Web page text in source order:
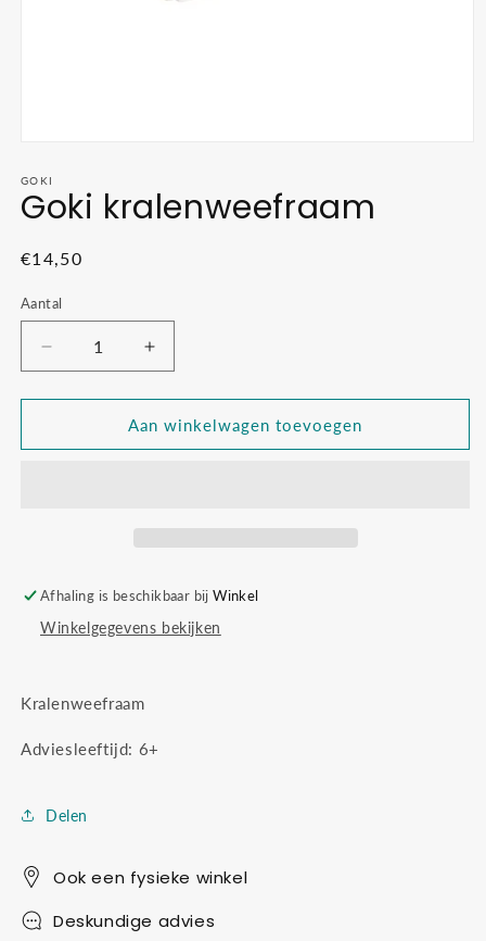
openen
in
modaal
GOKI
Goki kralenweefraam
Normale
€14,50
Aantal
Aantal
verlagen
voor
kralenweefraam
Aantal
verhogen
voor
Goki
kralenweefraam
Aan winkelwagen toevoegen
Afhaling is beschikbaar bijWinkel
Winkelgegevens bekijken
Kralenweefraam
Adviesleeftijd: 6+
Delen
Ook een fysieke winkel
Deskundige advies